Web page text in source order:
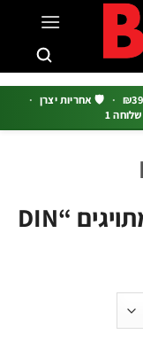
🛡️ אחריות יצרן ·
מוצרים המתויגים “DIN